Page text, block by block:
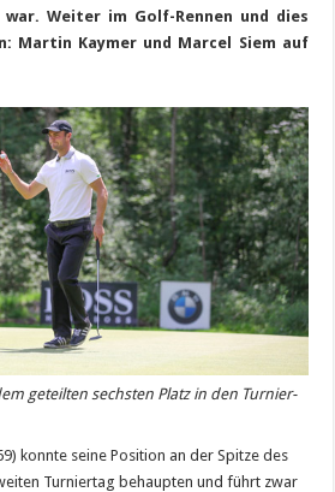
war. Weiter im Golf-Rennen und dies
Martin Kaymer und Marcel Siem auf
geteilten sechsten Platz in den Turnier-
konnte seine Position an der Spitze des
Turniertag behaupten und führt zwar